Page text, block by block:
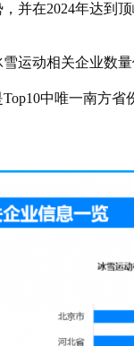
并在2024年达到顶
运动相关企业数
中唯一南方省